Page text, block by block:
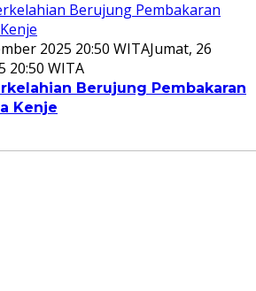
2025 20:50 WITAJumat, 26
20:50 WITA
Berujung Pembakaran
Kenje